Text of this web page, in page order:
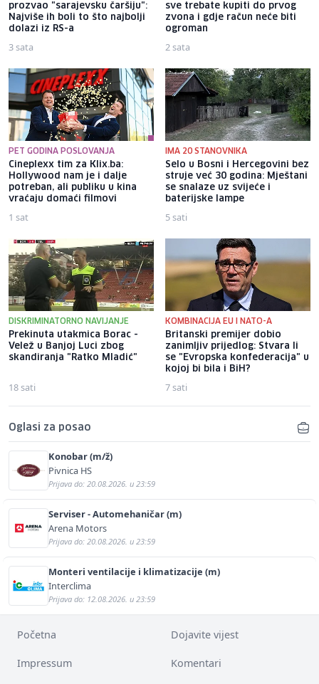
prozvao "sarajevsku čaršiju":
Najviše ih boli to što najbolji
dolazi iz RS-a
3 sata
sve trebate kupiti do prvog
zvona i gdje račun neće biti
ogroman
2 sata
PET GODINA POSLOVANJA
Cineplexx tim za Klix.ba:
Hollywood nam je i dalje
potreban, ali publiku u kina
vraćaju domaći filmovi
1 sat
IMA 20 STANOVNIKA
Selo u Bosni i Hercegovini bez
struje već 30 godina: Mještani
se snalaze uz svijeće i
baterijske lampe
5 sati
DISKRIMINATORNO NAVIJANJE
Prekinuta utakmica Borac -
Velež u Banjoj Luci zbog
skandiranja "Ratko Mladić"
18 sati
KOMBINACIJA EU I NATO-A
Britanski premijer dobio
zanimljiv prijedlog: Stvara li
se "Evropska konfederacija" u
kojoj bi bila i BiH?
7 sati
Oglasi za posao
Konobar (m/ž)
Pivnica HS
Prijava do: 20.08.2026. u 23:59
Serviser - Automehaničar (m)
Arena Motors
Prijava do: 20.08.2026. u 23:59
Monteri ventilacije i klimatizacije (m)
Interclima
Prijava do: 12.08.2026. u 23:59
Početna Dojavite vijest
Impressum Komentari